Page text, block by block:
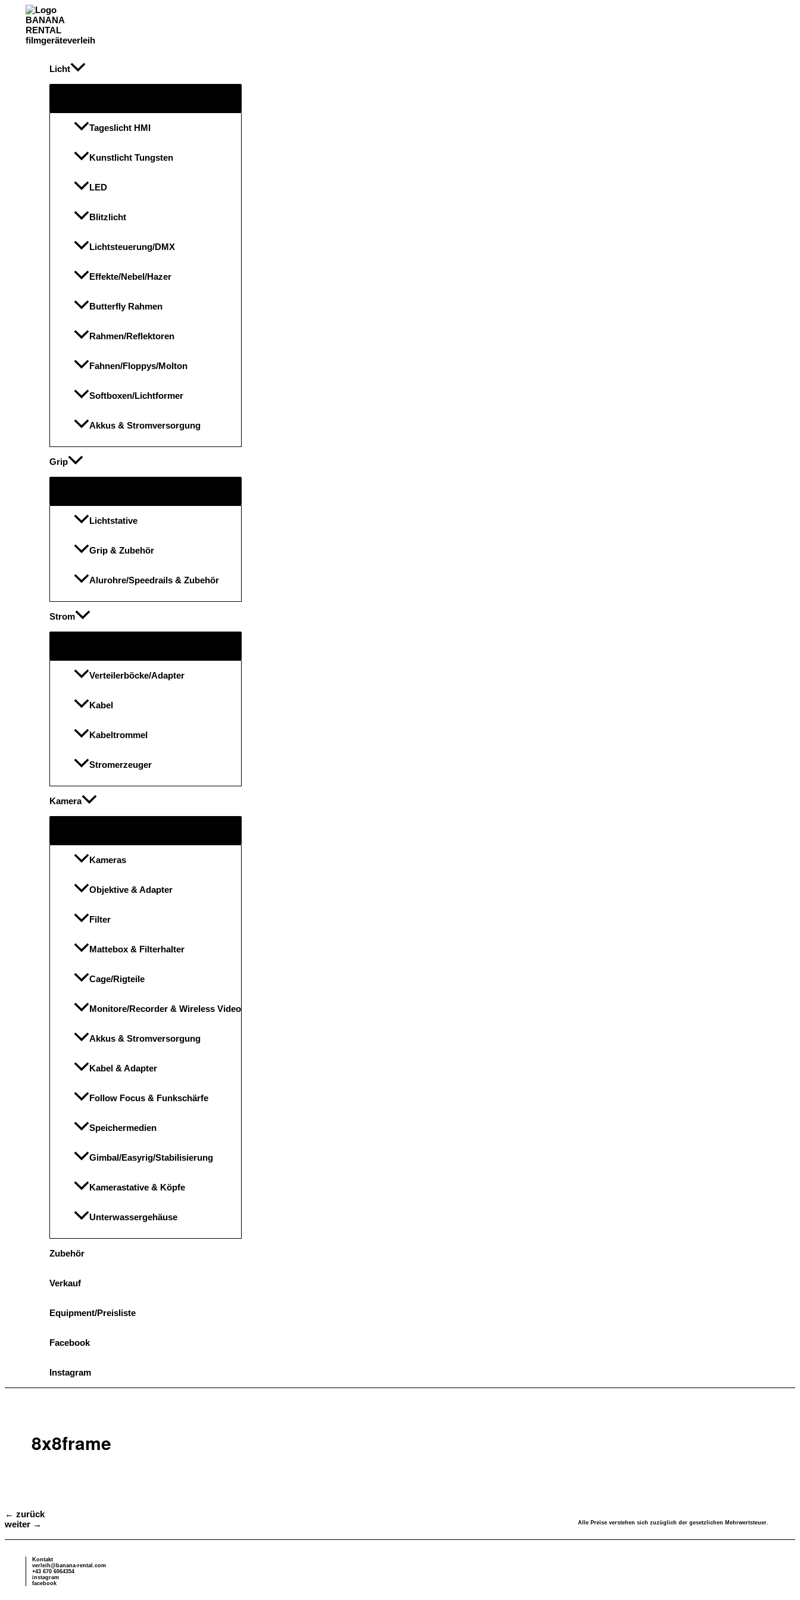
Inhalt
springen
Licht
Tageslicht HMI
Kunstlicht Tungsten
LED
Blitzlicht
Lichtsteuerung/DMX
Effekte/Nebel/Hazer
Butterfly Rahmen
Rahmen/Reflektoren
Fahnen/Floppys/Molton
Softboxen/Lichtformer
Akkus & Stromversorgung
Grip
Lichtstative
Grip & Zubehör
Alurohre/Speedrails & Zubehör
Strom
Verteilerböcke/Adapter
Kabel
Kabeltrommel
Stromerzeuger
Kamera
Kameras
Objektive & Adapter
Filter
Mattebox & Filterhalter
Cage/Rigteile
Monitore/Recorder & Wireless Video
Akkus & Stromversorgung
Kabel & Adapter
Follow Focus & Funkschärfe
Speichermedien
Gimbal/Easyrig/Stabilisierung
Kamerastative & Köpfe
Unterwassergehäuse
Zubehör
Verkauf
Equipment/Preisliste
Facebook
Instagram
8x8frame
Beitragsnavigation
← zurück
weiter → Alle Preise verstehen sich zuzüglich der gesetzlichen Mehrwertsteuer.
Kontakt
verleih@banana-rental.com
+43 670 6064354
instagram
facebook